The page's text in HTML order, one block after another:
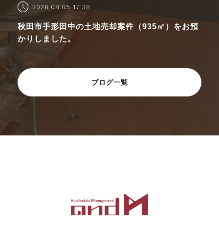
2026.08.05 17:38
秋田市手形田中の土地売却案件（935㎡）をお預
かりしました。
ブログ一覧